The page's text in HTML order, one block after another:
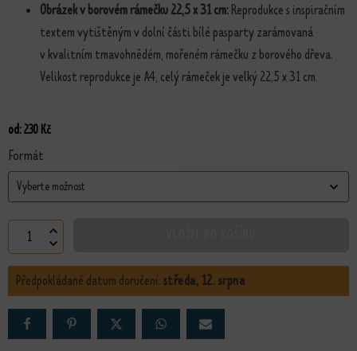
Obrázek v borovém rámečku 22,5 x 31 cm:Reprodukce s inspiračním
textem vytištěným v dolní části bílé pasparty zarámovaná
v kvalitním tmavohnědém, mořeném rámečku z borového dřeva.
Velikost reprodukce je A4, celý rámeček je velký 22,5 x 31 cm.
od:230 Kč
Formát
Spolupráce množství
Předpokládané datum doručení:středa, 12. srpna